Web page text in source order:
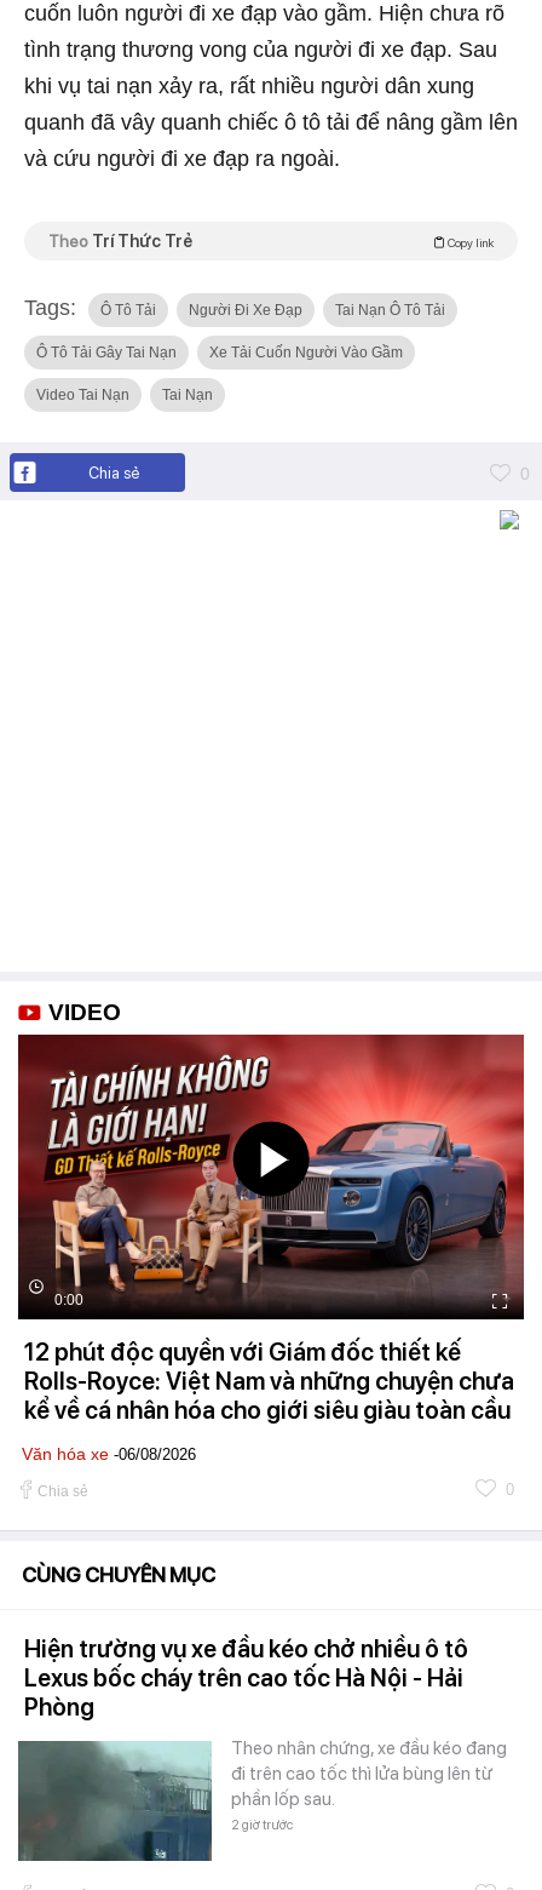
cuốn luôn người đi xe đạp vào gầm. Hiện chưa rõ
tình trạng thương vong của người đi xe đạp. Sau
khi vụ tai nạn xảy ra, rất nhiều người dân xung
quanh đã vây quanh chiếc ô tô tải để nâng gầm lên
và cứu người đi xe đạp ra ngoài.
Theo Trí Thức Trẻ Copy link
Tags: Ô Tô Tải Người Đi Xe Đạp Tai Nạn Ô Tô Tải
Ô Tô Tải Gây Tai Nạn Xe Tải Cuốn Người Vào Gầm
Video Tai Nạn Tai Nạn
Chia sẻ 0
VIDEO
0:00
12 phút độc quyền với Giám đốc thiết kế
Rolls-Royce: Việt Nam và những chuyện chưa
kể về cá nhân hóa cho giới siêu giàu toàn cầu
Văn hóa xe -06/08/2026
Chia sẻ 0
CÙNG CHUYÊN MỤC
Hiện trường vụ xe đầu kéo chở nhiều ô tô
Lexus bốc cháy trên cao tốc Hà Nội - Hải
Phòng
Theo nhân chứng, xe đầu kéo đang
đi trên cao tốc thì lửa bùng lên từ
phần lốp sau.
2 giờ trước